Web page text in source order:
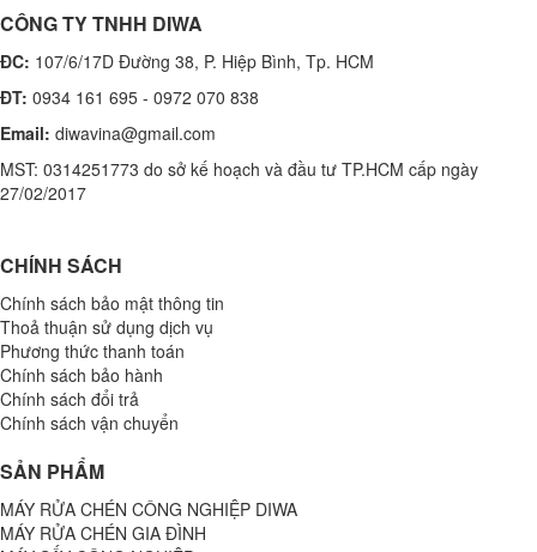
CÔNG TY TNHH DIWA
ĐC: 107/6/17D Đường 38, P. Hiệp Bình, Tp. HCM
ĐT: 0934 161 695 - 0972 070 838
Email: diwavina@gmail.com
MST: 0314251773 do sở kế hoạch và đầu tư TP.HCM cấp ngày
27/02/2017
CHÍNH SÁCH
Chính sách bảo mật thông tin
Thoả thuận sử dụng dịch vụ
Phương thức thanh toán
Chính sách bảo hành
Chính sách đổi trả
Chính sách vận chuyển
SẢN PHẨM
MÁY RỬA CHÉN CÔNG NGHIỆP DIWA
MÁY RỬA CHÉN GIA ĐÌNH